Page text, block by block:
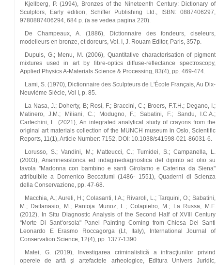
Kjellberg, P. (1994), Bronzes of the Nineteenth Century: Dictionary of
Sculptors, Early edition, Schiffer Publishing Ltd., ISBN: 0887406297,
9780887406294, 684 p. (a se vedea pagina 220).
De Champeaux, A. (1886), Dictionnaire des fondeurs, ciseleurs,
modelleurs en bronze, et doreurs, Vol. I, J. Rouam Editor, Paris, 357p.
Dupuis, G.; Menu, M. (2006), Quantitative characterisation of pigment
mixtures used in art by fibre-optics diffuse-reflectance spectroscopy,
Applied Physics A-Materials Science & Processing, 83(4), pp. 469-474.
Lami, S. (1970), Dictionnaire des Sculpteurs de L'École Français, Au Dix-
Neuvième Siècle, Vol I, p. 85.
La Nasa, J.; Doherty, B; Rosi, F.; Braccini, C.; Broers, F.T.H.; Degano, I.;
Matinero, J.M.; Miliani, C.; Modugno, F.; Sabatini, F.; Sandu, I.C.A.;
Cartechini, L. (2021), An integrated analytical study of crayons from the
original art materials collection of the MUNCH museum in Oslo, Scientific
Reports, 11(1), Article Number: 7152, DOI: 10.1038/s41598-021-86031-6.
Lorusso, S.; Vandini, M.; Matteucci, C.; Tumidei, S.; Campanella, L.
(2003), Anamnesistorica ed indaginediagnostica del dipinto ad olio su
tavola "Madonna con bambino e santi Girolamo e Caterina da Siena"
attribuibile a Domenico Beccafumi (1486- 1551), Quaderni di Scienza
della Conservazione, pp. 47-68.
Macchia, A.; Aureli, H.; Colasanti, I.A.; Rivaroli, L.; Tarquini, O.; Sabatini,
M.; Dattanasio, M.; Pantoja Munoz, L.; Colapietro, M.; La Russa, M.F.
(2012), In Situ Diagnostic Analysis of the Second Half of XVIII Century
“Morte Di Sant’orsola" Panel Painting Coming from Chiesa Dei Santi
Leonardo E Erasmo Roccagorga (Lt, Italy), International Journal of
Conservation Science, 12(4), pp. 1377-1390.
Matei, G. (2019), Investigarea criminalistică a infracţiunilor privind
operele de artă şi artefactele arheologice, Editura Univers Juridic,